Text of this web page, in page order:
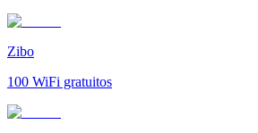
Zibo
100 WiFi gratuitos